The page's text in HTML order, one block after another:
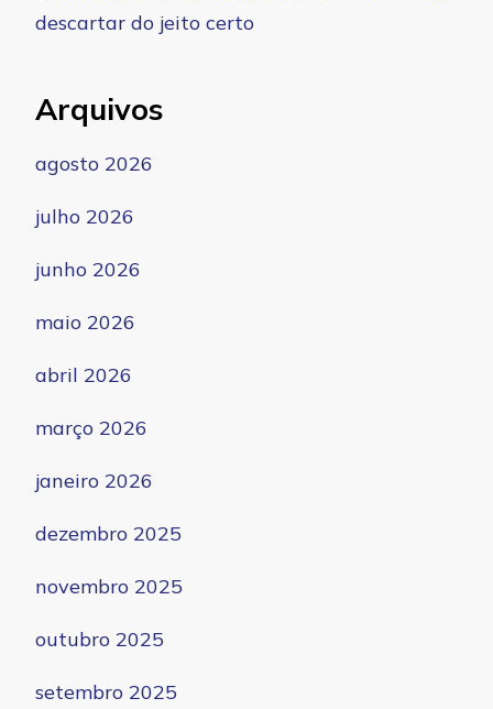
descartar do jeito certo
Arquivos
agosto 2026
julho 2026
junho 2026
maio 2026
abril 2026
março 2026
janeiro 2026
dezembro 2025
novembro 2025
outubro 2025
setembro 2025